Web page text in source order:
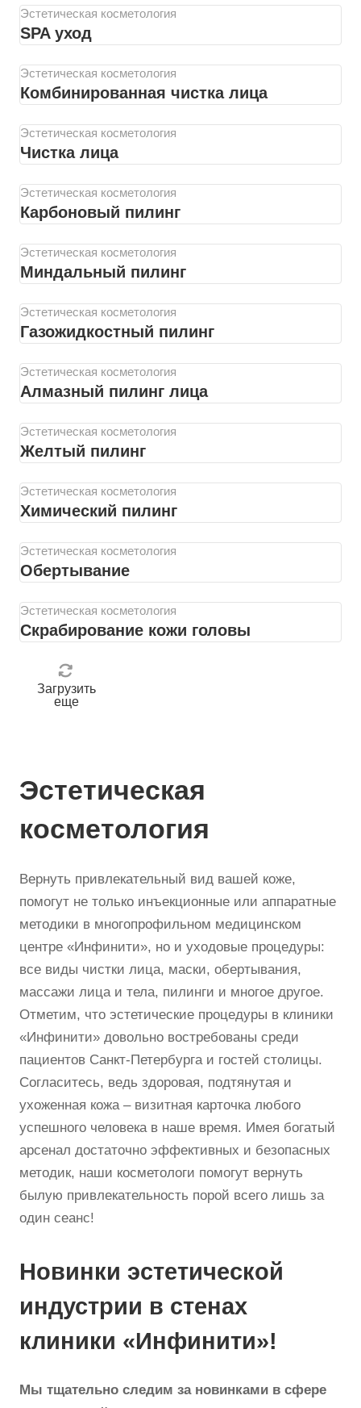
Эстетическая косметология
SPA уход
Эстетическая косметология
Комбинированная чистка лица
Эстетическая косметология
Чистка лица
Эстетическая косметология
Карбоновый пилинг
Эстетическая косметология
Миндальный пилинг
Эстетическая косметология
Газожидкостный пилинг
Эстетическая косметология
Алмазный пилинг лица
Эстетическая косметология
Желтый пилинг
Эстетическая косметология
Химический пилинг
Эстетическая косметология
Обертывание
Эстетическая косметология
Скрабирование кожи головы
Загрузить
еще
Эстетическая
косметология
Вернуть привлекательный вид вашей коже,
помогут не только инъекционные или аппаратные
методики в многопрофильном медицинском
центре «Инфинити», но и уходовые процедуры:
все виды чистки лица, маски, обертывания,
массажи лица и тела, пилинги и многое другое.
Отметим, что эстетические процедуры в клиники
«Инфинити» довольно востребованы среди
пациентов Санкт-Петербурга и гостей столицы.
Согласитесь, ведь здоровая, подтянутая и
ухоженная кожа – визитная карточка любого
успешного человека в наше время. Имея богатый
арсенал достаточно эффективных и безопасных
методик, наши косметологи помогут вернуть
былую привлекательность порой всего лишь за
один сеанс!
Новинки эстетической
индустрии в стенах
клиники «Инфинити»!
Мы тщательно следим за новинками в сфере